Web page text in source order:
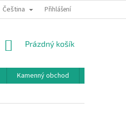
BONUSOVÝ PROGRAM
Čeština Přihlášení
NÁKUPNÍ
Prázdný košík
Kamenný obchod